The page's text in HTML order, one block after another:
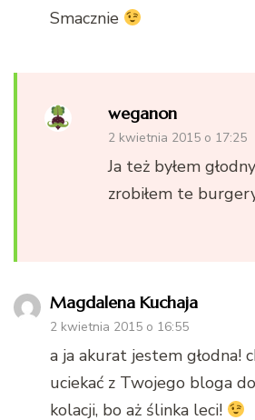
Smacznie
weganon
2 kwietnia 2015 o 17:25
Ja też byłem
zrobiłem te
Magdalena Kuchaja
2 kwietnia 2015 o 16:55
a ja akurat jestem głodna!
uciekać z Twojego bloga
kolacji, bo aż ślinka leci!